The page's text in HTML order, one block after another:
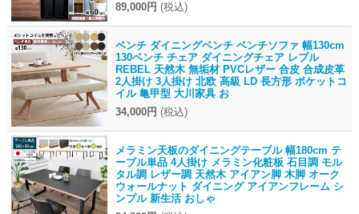
89,000円 (税込)
ベンチ ダイニングベンチ ベンチソファ 幅130cm
130ベンチ チェア ダイニングチェア レブル
REBEL 天然木 無垢材 PVCレザー 合皮 合成皮革
2人掛け 3人掛け 北欧 高級 LD 長方形 ポケットコ
イル 亀甲型 大川家具 お
34,000円 (税込)
メラミン天板のダイニングテーブル 幅180cm テ
ーブル単品 4人掛け メラミン化粧板 石目調 モル
タル調 レザー調 天然木 アイアン脚 木脚 オーク
ウォールナット ダイニング アイアンフレーム シ
ンプル 新生活 おしゃ